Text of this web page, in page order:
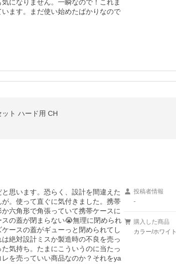
になりません。一瞬なので！これま
ます。まだ使い始めたばかりなので
ト ハード用 CH
思います。恐らく、設計を間違えた
。使って直ぐに気付きました。携帯
六角形で角張っていて携帯ケースに
の蓋が閉まらない😭無理に閉められ
ースの蓋がギューっと閉められてし
絶対設計ミスか製造時の不良を売っ
気持ち。たまにこういうのに当たっ
を売っていい商品なのか？それをya
投稿者情報
-
購入した商品
カラー/ホワイト